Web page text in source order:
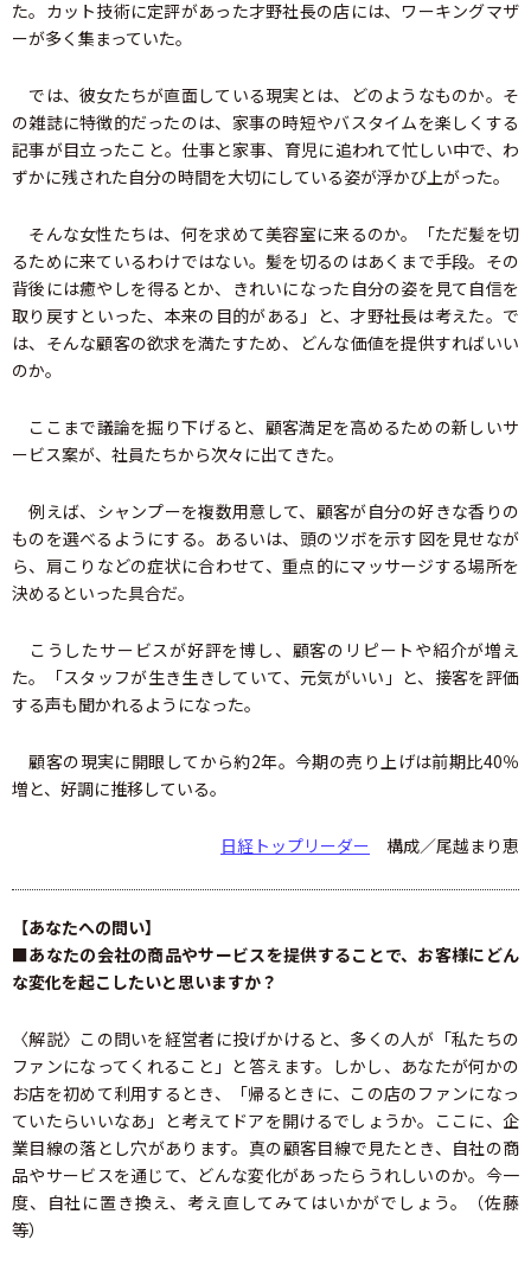
た。カット技術に定評があった才野社長の店には、ワーキングマザ
ーが多く集まっていた。
では、彼女たちが直面している現実とは、どのようなものか。そ
の雑誌に特徴的だったのは、家事の時短やバスタイムを楽しくする
記事が目立ったこと。仕事と家事、育児に追われて忙しい中で、わ
ずかに残された自分の時間を大切にしている姿が浮かび上がった。
そんな女性たちは、何を求めて美容室に来るのか。「ただ髪を切
るために来ているわけではない。髪を切るのはあくまで手段。その
背後には癒やしを得るとか、きれいになった自分の姿を見て自信を
取り戻すといった、本来の目的がある」と、才野社長は考えた。で
は、そんな顧客の欲求を満たすため、どんな価値を提供すればいい
のか。
ここまで議論を掘り下げると、顧客満足を高めるための新しいサ
ービス案が、社員たちから次々に出てきた。
例えば、シャンプーを複数用意して、顧客が自分の好きな香りの
ものを選べるようにする。あるいは、頭のツボを示す図を見せなが
ら、肩こりなどの症状に合わせて、重点的にマッサージする場所を
決めるといった具合だ。
こうしたサービスが好評を博し、顧客のリピートや紹介が増え
た。「スタッフが生き生きしていて、元気がいい」と、接客を評価
する声も聞かれるようになった。
顧客の現実に開眼してから約2年。今期の売り上げは前期比40％
増と、好調に推移している。
日経トップリーダー 構成／尾越まり恵
【あなたへの問い】
■あなたの会社の商品やサービスを提供することで、お客様にどん
な変化を起こしたいと思いますか？
〈解説〉この問いを経営者に投げかけると、多くの人が「私たちの
ファンになってくれること」と答えます。しかし、あなたが何かの
お店を初めて利用するとき、「帰るときに、この店のファンになっ
ていたらいいなあ」と考えてドアを開けるでしょうか。ここに、企
業目線の落とし穴があります。真の顧客目線で見たとき、自社の商
品やサービスを通じて、どんな変化があったらうれしいのか。今一
度、自社に置き換え、考え直してみてはいかがでしょう。（佐藤
等）